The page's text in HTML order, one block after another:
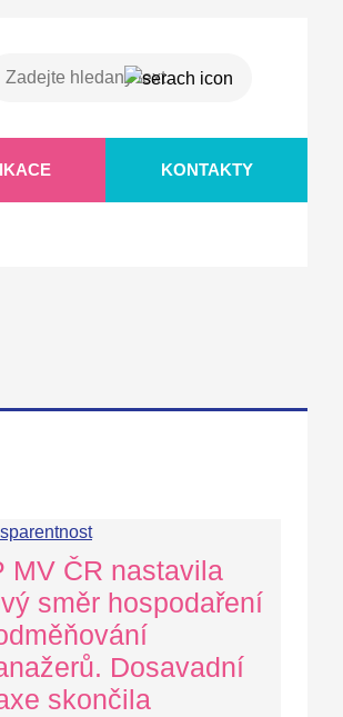
KONTAKTY
MV ČR nastavila
směr hospodaření
Dosavadní
skončila